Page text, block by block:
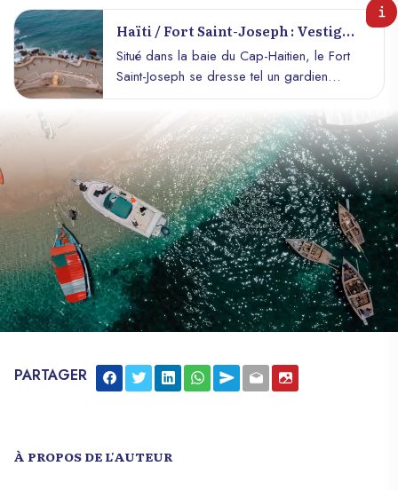
Haïti / Fort Saint-Joseph : Vestige
Historique De La Résistance
Situé dans la baie du Cap-Haitien, le Fort
Saint-Joseph se dresse tel un gardien
silencieux de l’histoire tumultueuse de Haïti.
Construit en deux étapes, en 1748 et 1774,
cet ouvrage défensif était autrefois un
élément crucial du dispositif de protection
de la ville contre les assauts coloniaux
français. Aux côtés d’autres forts tels que
Picolet et Magny, il avait pour mission de
contrôler les passages maritimes et de
défendre la souveraineté haïtienne.
Cependant, son histoire ne se limite pas à
sa fonction défensive. En 1802, alors sous
le contrôle du Général Henry Christophe,
résistance héroïque. Face à l’armée
expéditionnaire française, Christophe
courageux, bien que tactique, a laissé des
PARTAGER
À PROPOS DE L'AUTEUR